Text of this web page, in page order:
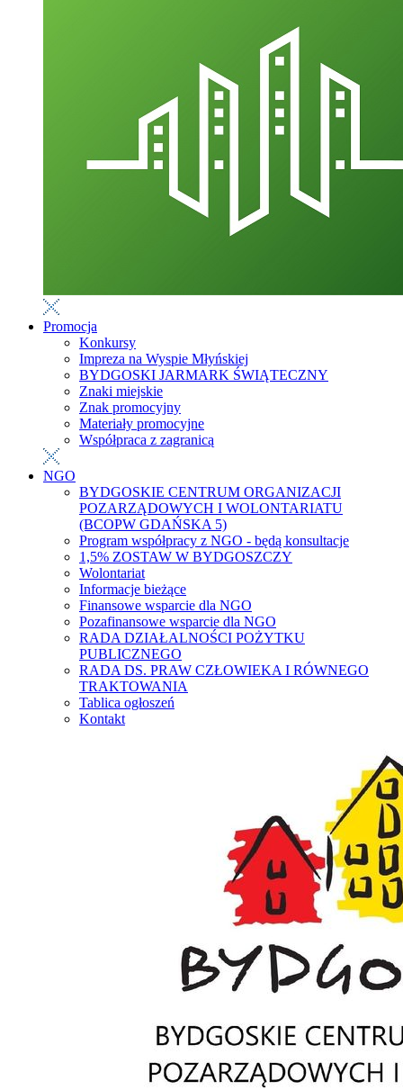
Promocja
Konkursy
Impreza na Wyspie Młyńskiej
BYDGOSKI JARMARK ŚWIĄTECZNY
Znaki miejskie
Znak promocyjny
Materiały promocyjne
Współpraca z zagranicą
NGO
BYDGOSKIE CENTRUM ORGANIZACJI
POZARZĄDOWYCH I WOLONTARIATU
(BCOPW GDAŃSKA 5)
Program współpracy z NGO - będą konsultacje
1,5% ZOSTAW W BYDGOSZCZY
Wolontariat
Informacje bieżące
Finansowe wsparcie dla NGO
Pozafinansowe wsparcie dla NGO
RADA DZIAŁALNOŚCI POŻYTKU
PUBLICZNEGO
RADA DS. PRAW CZŁOWIEKA I RÓWNEGO
TRAKTOWANIA
Tablica ogłoszeń
Kontakt